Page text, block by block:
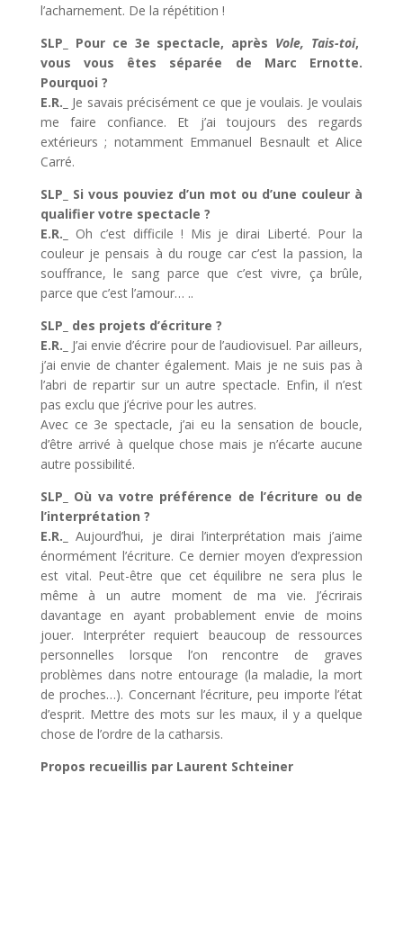
l’acharnement. De la répétition !
SLP_ Pour ce 3e spectacle, après Vole, Tais-toi,
vous vous êtes séparée de Marc Ernotte.
Pourquoi ?
E.R._
Je savais précisément ce que je voulais. Je voulais
me faire confiance. Et j’ai toujours des regards
extérieurs ; notamment Emmanuel Besnault et Alice
Carré.
SLP_ Si vous pouviez d’un mot ou d’une couleur à
qualifier votre spectacle ?
E.R._ Oh c’est difficile ! Mis je dirai Liberté. Pour la
couleur je pensais à du rouge car c’est la passion, la
souffrance, le sang parce que c’est vivre, ça brûle,
parce que c’est l’amour… ..
SLP_ des projets d’écriture ?
E.R._ J’ai envie d’écrire pour de l’audiovisuel. Par ailleurs,
j’ai envie de chanter également. Mais je ne suis pas à
l’abri de repartir sur un autre spectacle. Enfin, il n’est
pas exclu que j’écrive pour les autres.
Avec ce 3e spectacle, j’ai eu la sensation de boucle,
d’être arrivé à quelque chose mais je n’écarte aucune
autre possibilité.
SLP_ Où va votre préférence de l’écriture ou de
l’interprétation ?
E.R._Aujourd’hui, je dirai l’interprétation mais j’aime
énormément l’écriture. Ce derniermoyen d’expression
est vital. Peut-être que cet équilibre ne sera plus le
même à un autre moment de ma vie. J’écrirais
davantage en ayant probablementenvie de moins
jouer. Interpréter requiert beaucoup de ressources
personnelles lorsque l’on rencontre de graves
problèmes dans notre entourage (la maladie, la mort
de proches…). Concernant l’écriture, peu importe l’état
d’esprit. Mettre des mots sur les maux, il y a quelque
chose de l’ordre de la catharsis.
Propos recueillis par Laurent Schteiner